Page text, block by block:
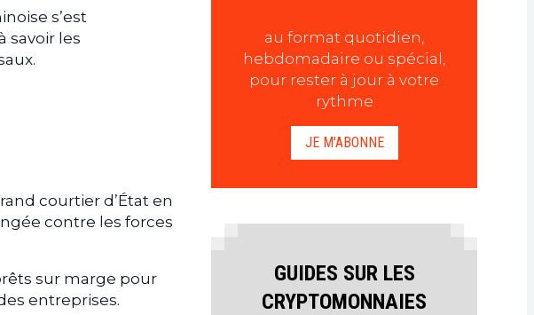
s’est
savoir les
courtier d’État en
contre les forces
sur marge pour
entreprises.
au format quotidien,
hebdomadaire ou spécial,
pour rester à jour à votre
rythme
JE M'ABONNE
GUIDES SUR LES
CRYPTOMONNAIES